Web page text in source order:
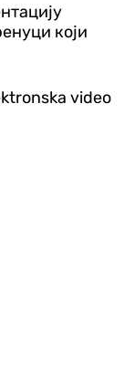
који
video